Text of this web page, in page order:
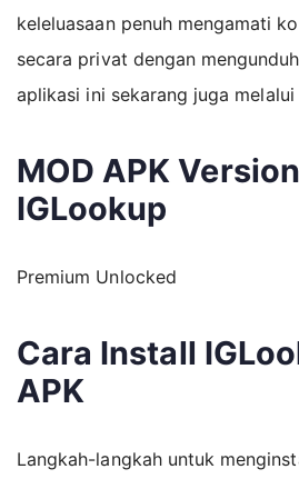
keleluasaan penuh mengamati
secara privat dengan
aplikasi ini sekarang juga
MOD APK
IGLookup
Premium Unlocked
Cara Install
APK
Langkah-langkah untuk